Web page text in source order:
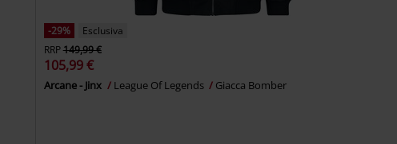
-29%
Esclusiva
RRP149,99 €
105,99 €
Arcane - Jinx League Of Legends Giacca Bomber